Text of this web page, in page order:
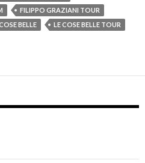
FILIPPO GRAZIANI TOUR
BELLE
LE COSE BELLE TOUR